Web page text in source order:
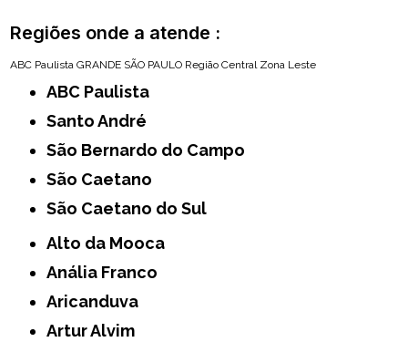
Regiões onde a atende :
ABC Paulista GRANDE SÃO PAULO Região Central Zona Leste
ABC Paulista
Santo André
São Bernardo do Campo
São Caetano
São Caetano do Sul
Alto da Mooca
Anália Franco
Aricanduva
Artur Alvim